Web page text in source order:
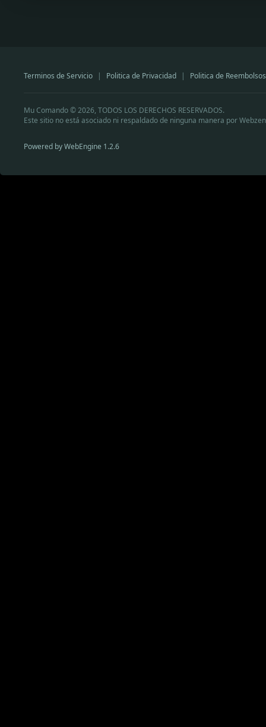
Terminos de Servicio | Politica de Privacidad | Politica de Reembolsos
Mu Comando © 2026, TODOS LOS DERECHOS RESERVADOS.
Este sitio no está asociado ni respaldado de ninguna manera por
Powered by WebEngine 1.2.6